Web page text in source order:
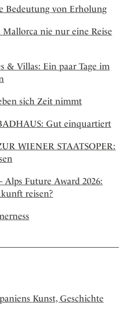
Bedeutung von Erholung
nie nur eine Reise
& Villas: Ein paar Tage im
sich Zeit nimmt
Gut einquartiert
WIENER STAATSOPER:
Alps Future Award 2026:
reisen?
Kunst, Geschichte